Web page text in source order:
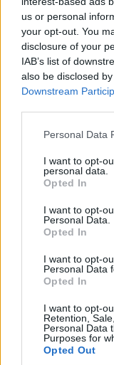
us or personal
your opt-out. You
disclosure of your
IAB’s list of
also be disclosed
Downstream
Personal Data
I want to opt-
personal data.
Opted In
I want to opt-
Personal Data.
Opted In
I want to opt-
Personal Data
Opted In
I want to opt-
Retention,
Personal Data
Purposes for
Opted Out
Aszály és
LIVINGSTON,
vízhőmérséklet
ezért az Egyesült
Az
J D Vance egész
megmagyarázza